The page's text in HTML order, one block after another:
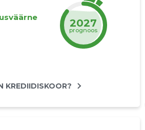
2027
prognoos
KREDIIDISKOOR?